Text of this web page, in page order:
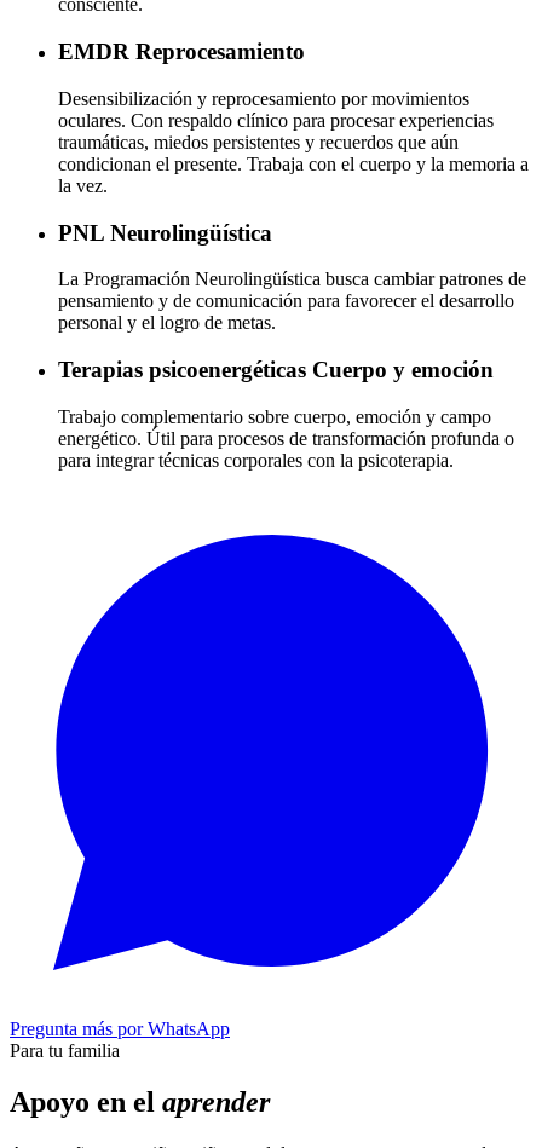
consciente.
EMDR Reprocesamiento
Desensibilización y reprocesamiento por movimientos
oculares. Con respaldo clínico para procesar experiencias
traumáticas, miedos persistentes y recuerdos que aún
condicionan el presente. Trabaja con el cuerpo y la memoria a
la vez.
PNL Neurolingüística
La Programación Neurolingüística busca cambiar patrones de
pensamiento y de comunicación para favorecer el desarrollo
personal y el logro de metas.
Terapias psicoenergéticas Cuerpo y emoción
Trabajo complementario sobre cuerpo, emoción y campo
energético. Útil para procesos de transformación profunda o
para integrar técnicas corporales con la psicoterapia.
Pregunta más por WhatsApp
Para tu familia
Apoyo en el aprender